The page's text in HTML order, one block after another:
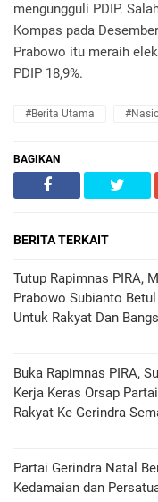
mengungguli PDIP.
Kompas pada
Prabowo itu meraih
PDIP 18,9%.
#Berita Utama
BAGIKAN
BERITA TERKAIT
Tutup Rapimnas PIRA,
Prabowo Subianto
Untuk Rakyat Dan
Buka Rapimnas PIRA,
Kerja Keras Orsap
Rakyat Ke Gerindra
Partai Gerindra Natal
Kedamaian dan